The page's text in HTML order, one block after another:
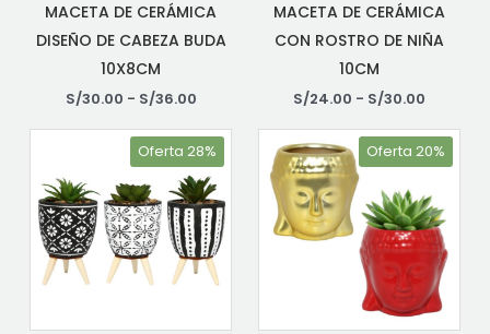
MACETA DE CERÁMICA
DISEÑO DE CABEZA BUDA
10X8CM
S/30.00 - S/36.00
MACETA DE CERÁMICA
CON ROSTRO DE NIÑA
10CM
S/24.00 - S/30.00
Oferta 28% Oferta 20%